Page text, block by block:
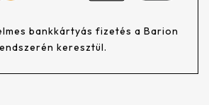
bankkártyás fizetés a Barion
keresztül.